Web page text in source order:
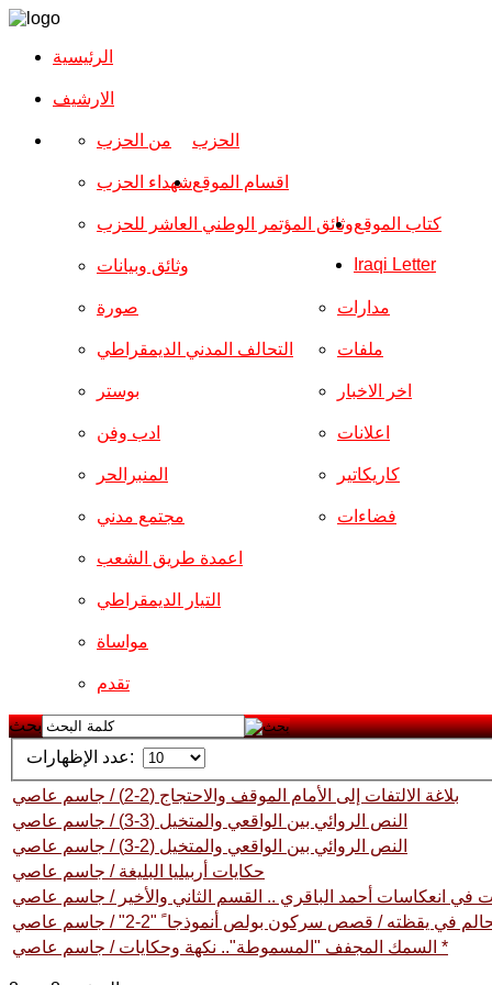
الرئيسية
الارشیف
الحزب من الحزب
شهداء الحزب
وثائق المؤتمر الوطني العاشر للحزب
وثائق وبيانات
اقسام الموقع
صورة
التحالف المدني الديمقراطي
بوستر
ادب وفن
المنبرالحر
مجتمع مدني
مدارات
ملفات
اخر الاخبار
اعلانات
كاريكاتير
فضاءات
اعمدة طريق الشعب
التيار الديمقراطي
مواساة
تقدم
كتاب الموقع
Iraqi Letter
بحث
عدد الإظهارات:
بلاغة الالتفات إلى الأمام الموقف والاحتجاج (2-2) / جاسم عاصي
النص الروائي بين الواقعي والمتخيل (3-3) / جاسم عاصي
النص الروائي بين الواقعي والمتخيل (2-3) / جاسم عاصي
حكايات أربيليا البليغة / جاسم عاصي
في انعكاسات أحمد الباقري .. القسم الثاني والأخير / جاسم عاصي
في يقظته / قصص سركون بولص أنموذجا ً "2-2" / جاسم عاصي
السمك المجفف "المسموطة".. نكهة وحكايات / جاسم عاصي *